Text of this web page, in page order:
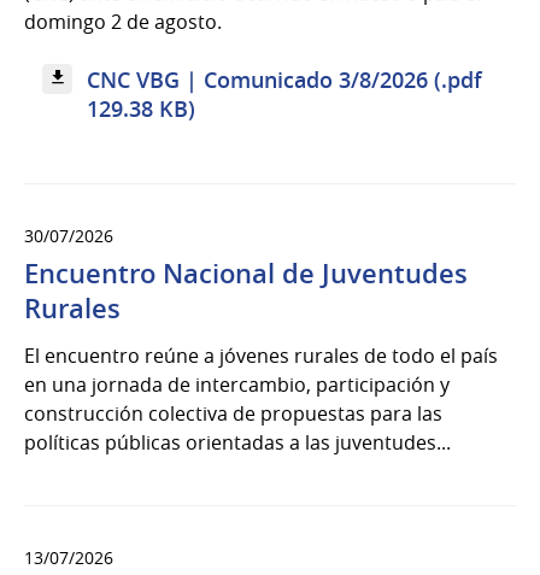
domingo 2 de agosto.
CNC VBG | Comunicado 3/8/2026 (.pdf
129.38 KB)
30/07/2026
Encuentro Nacional de Juventudes
Rurales
El encuentro reúne a jóvenes rurales de todo el país
en una jornada de intercambio, participación y
construcción colectiva de propuestas para las
políticas públicas orientadas a las juventudes...
13/07/2026